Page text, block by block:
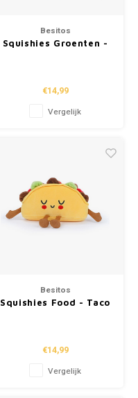
Besitos
Squishies Groenten -
€14,99
Vergelijk
Besitos
Squishies Food - Taco
€14,99
Vergelijk